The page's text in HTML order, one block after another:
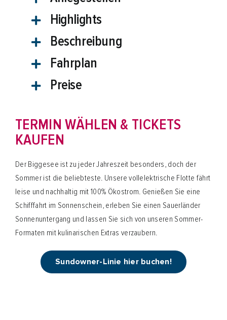
Highlights
Beschreibung
Fahrplan
Preise
TERMIN WÄHLEN & TICKETS
KAUFEN
Der Biggesee ist zu jeder Jahreszeit besonders, doch der
Sommer ist die beliebteste. Unsere vollelektrische Flotte fährt
leise und nachhaltig mit 100% Ökostrom. Genießen Sie eine
Schifffahrt im Sonnenschein, erleben Sie einen Sauerländer
Sonnenuntergang und lassen Sie sich von unseren Sommer-
Formaten mit kulinarischen Extras verzaubern.
Sundowner-Linie hier buchen!
Hotline: 02761 96590
E-Mail:
info@biggesee.de
Anfahrt:Anleger, Parken & Barrierefreiheit